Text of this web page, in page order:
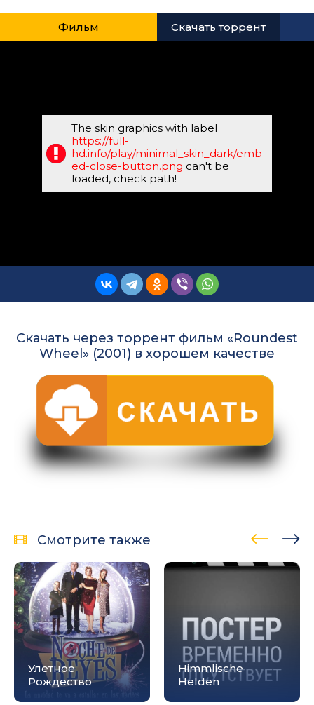
Фильм Скачать торрент
The skin graphics with label
https://full-
hd.info/play/minimal_skin_dark/emb
ed-close-button.png can't be
loaded, check path!
Скачать через торрент фильм «Roundest
Wheel» (2001) в хорошем качестве
Смотрите также
Улетное
Рождество
Himmlische
Helden